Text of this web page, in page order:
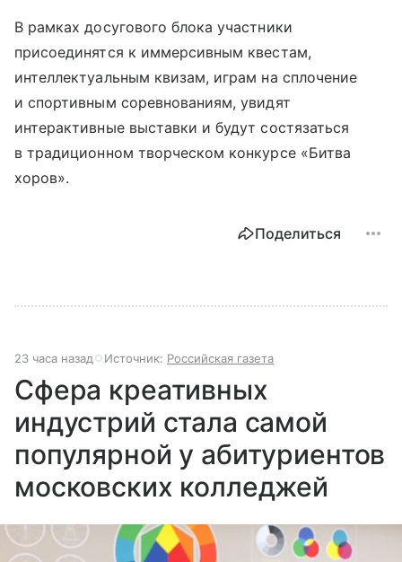
В рамках досугового блока участники
присоединятся к иммерсивным квестам,
интеллектуальным квизам, играм на сплочение
и спортивным соревнованиям, увидят
интерактивные выставки и будут состязаться
в традиционном творческом конкурсе «Битва
хоров».
Поделиться
23 часа назад Источник: Российская газета
Сфера креативных
индустрий стала самой
популярной у абитуриентов
московских колледжей